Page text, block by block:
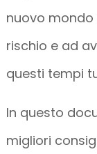
nuovo
rischio e ad
questi tempi
In questo
migliori